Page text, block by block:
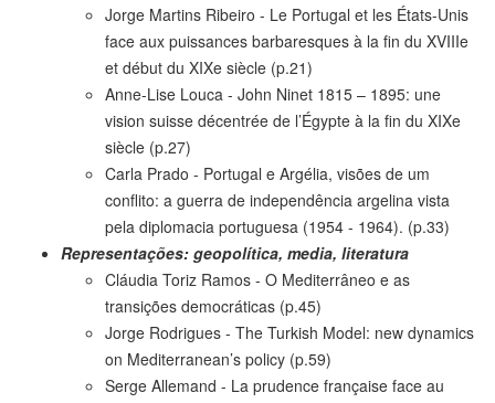
Jorge Martins Ribeiro - Le Portugal et les États-Unis
face aux puissances barbaresques à la fin du XVIIIe
et début du XIXe siècle (p.21)
Anne-Lise Louca - John Ninet 1815 – 1895: une
vision suisse décentrée de l’Égypte à la fin du XIXe
siècle (p.27)
Carla Prado - Portugal e Argélia, visões de um
conflito: a guerra de independência argelina vista
pela diplomacia portuguesa (1954 - 1964). (p.33)
Representações: geopolítica, media, literatura
Cláudia Toriz Ramos - O Mediterrâneo e as
transições democráticas (p.45)
Jorge Rodrigues - The Turkish Model: new dynamics
on Mediterranean’s policy (p.59)
Serge Allemand - La prudence française face au